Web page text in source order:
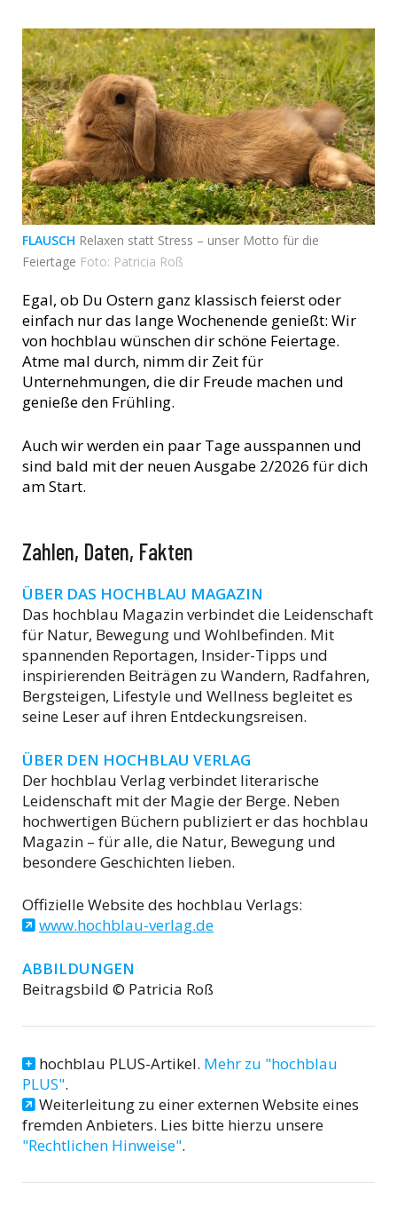
FLAUSCH Relaxen statt Stress – unser Motto für die
Feiertage Foto: Patricia Roß
Egal, ob Du Ostern ganz klassisch feierst oder
einfach nur das lange Wochenende genießt: Wir
von hochblau wünschen dir schöne Feiertage.
Atme mal durch, nimm dir Zeit für
Unternehmungen, die dir Freude machen und
genieße den Frühling.
Auch wir werden ein paar Tage ausspannen und
sind bald mit der neuen Ausgabe 2/2026 für dich
am Start.
Zahlen, Daten, Fakten
ÜBER DAS HOCHBLAU MAGAZIN
Das hochblau Magazin verbindet die Leidenschaft
für Natur, Bewegung und Wohlbefinden. Mit
spannenden Reportagen, Insider-Tipps und
inspirierenden Beiträgen zu Wandern, Radfahren,
Bergsteigen, Lifestyle und Wellness begleitet es
seine Leser auf ihren Entdeckungsreisen.
ÜBER DEN HOCHBLAU VERLAG
Der hochblau Verlag verbindet literarische
Leidenschaft mit der Magie der Berge. Neben
hochwertigen Büchern publiziert er das hochblau
Magazin – für alle, die Natur, Bewegung und
besondere Geschichten lieben.
Offizielle Website des hochblau Verlags:
www.hochblau-verlag.de
ABBILDUNGEN
Beitragsbild © Patricia Roß
hochblau PLUS-Artikel. Mehr zu "hochblau
PLUS".
Weiterleitung zu einer externen Website eines
fremden Anbieters. Lies bitte hierzu unsere
"Rechtlichen Hinweise".